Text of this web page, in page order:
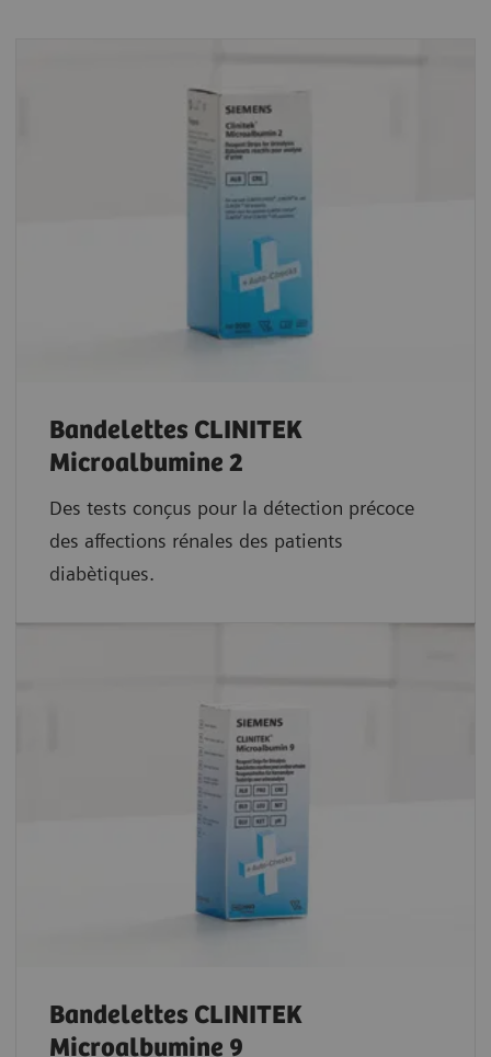
Bandelettes CLINITEK
Microalbumine 2
Des tests conçus pour la détection précoce
des affections rénales des patients
diabètiques.
Bandelettes CLINITEK
Microalbumine 9